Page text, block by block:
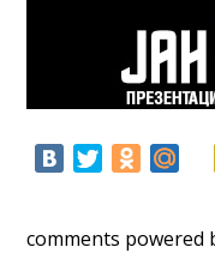
comments powered